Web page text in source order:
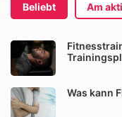
Beliebt Am
Was kann